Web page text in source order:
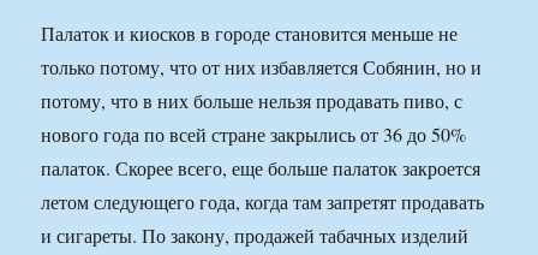
Палаток и киосков в городе становится меньше не
только потому, что от них избавляется Собянин, но и
потому, что в них больше нельзя продавать пиво, с
нового года по всей стране закрылись от 36 до 50%
палаток. Скорее всего, еще больше палаток закроется
летом следующего года, когда там запретят продавать
и сигареты. По закону, продажей табачных изделий